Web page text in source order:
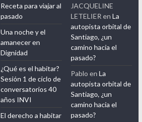
Receta para viajar al
pasado
Una noche y el
amanecer en
Dignidad
¿Qué es el habitar?
Sesión 1 de ciclo de
conversatorios 40
años INVI
El derecho a habitar
JACQUELINE
LETELIER enLa
autopista orbital de
Santiago, ¿un
camino hacia el
pasado?
Pablo enLa
autopista orbital de
Santiago, ¿un
camino hacia el
pasado?